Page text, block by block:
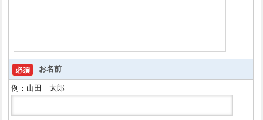
お名前
例：山田 太郎